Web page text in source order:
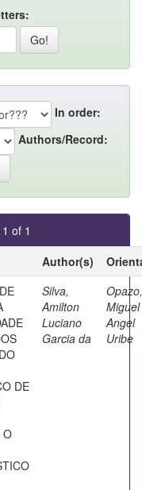
In order:
Authors/Record:
of 1
Author(s)
DE
O
Silva,
Amilton
Luciano
Garcia da
Opazo,
Miguel
Angel
Uribe